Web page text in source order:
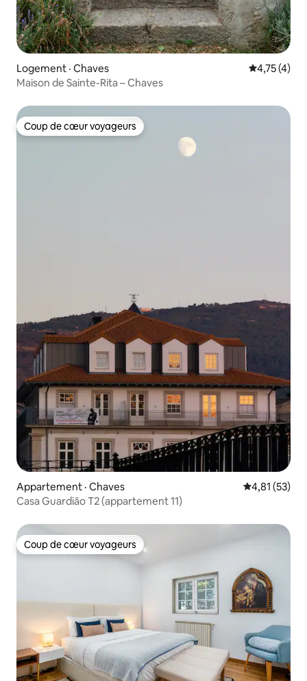
Logement · Chaves Note
4,75 (4)
Maison de Sainte-Rita – Chaves
Coup de cœur voyageurs
Coup de cœur voyageurs
Appartement · Chaves Note
4,81 (53)
Casa Guardião T2 (appartement 11)
Coup de cœur voyageurs
Coup de cœur voyageurs